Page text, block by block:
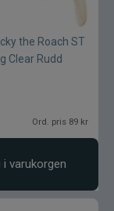
the Roach ST
Clear Rudd
Ord. pris 89 kr
i varukorgen